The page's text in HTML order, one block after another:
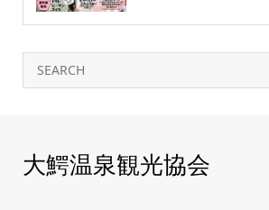
大鰐温泉観光協会